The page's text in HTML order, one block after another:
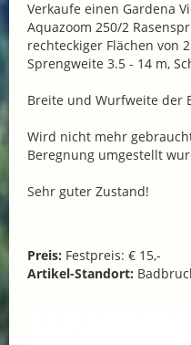
Verkaufe einen Gardena
Aquazoom 250/2
rechteckiger Flächen von
Sprengweite 3.5 - 14 m,
Breite und Wurfweite der
Wird nicht mehr
Beregnung umgestellt
Sehr guter Zustand!
Preis: Festpreis: € 15,-
Artikel-Standort: